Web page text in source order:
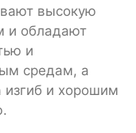
высокую
и обладают
и
средам, а
и хорошим